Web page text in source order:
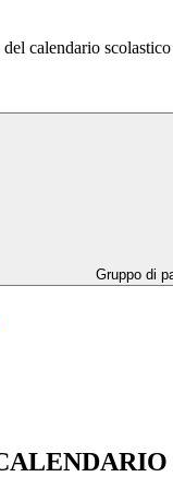
calendario
Gruppo di